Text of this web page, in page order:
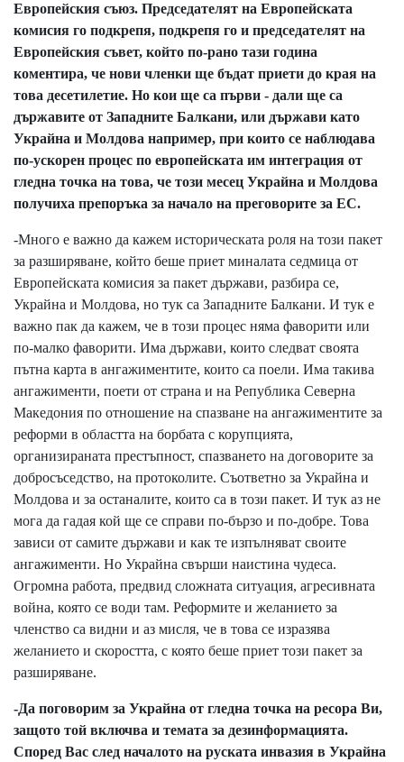
Европейския съюз. Председателят на Европейската
комисия го подкрепя, подкрепя го и председателят на
Европейския съвет, който по-рано тази година
коментира, че нови членки ще бъдат приети до края на
това десетилетие. Но кои ще са първи - дали ще са
държавите от Западните Балкани, или държави като
Украйна и Молдова например, при които се наблюдава
по-ускорен процес по европейската им интеграция от
гледна точка на това, че този месец Украйна и Молдова
получиха препоръка за начало на преговорите за ЕС.
-Много е важно да кажем историческата роля на този пакет
за разширяване, който беше приет миналата седмица от
Европейската комисия за пакет държави, разбира се,
Украйна и Молдова, но тук са Западните Балкани. И тук е
важно пак да кажем, че в този процес няма фаворити или
по-малко фаворити. Има държави, които следват своята
пътна карта в ангажиментите, които са поели. Има такива
ангажименти, поети от страна и на Република Северна
Македония по отношение на спазване на ангажиментите за
реформи в областта на борбата с корупцията,
организираната престъпност, спазването на договорите за
добросъседство, на протоколите. Съответно за Украйна и
Молдова и за останалите, които са в този пакет. И тук аз не
мога да гадая кой ще се справи по-бързо и по-добре. Това
зависи от самите държави и как те изпълняват своите
ангажименти. Но Украйна свърши наистина чудеса.
Огромна работа, предвид сложната ситуация, агресивната
война, която се води там. Реформите и желанието за
членство са видни и аз мисля, че в това се изразява
желанието и скоростта, с която беше приет този пакет за
разширяване.
-Да поговорим за Украйна от гледна точка на ресора Ви,
защото той включва и темата за дезинформацията.
Според Вас след началото на руската инвазия в Украйна